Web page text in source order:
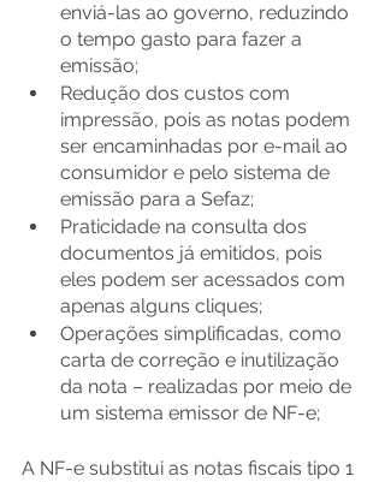
enviá-las ao governo, reduzindo
o tempo gasto para fazer a
emissão;
Redução dos custos com
impressão, pois as notas podem
ser encaminhadas por e-mail ao
consumidor e pelo sistema de
emissão para a Sefaz;
Praticidade na consulta dos
documentos já emitidos, pois
eles podem ser acessados com
apenas alguns cliques;
Operações simplificadas, como
carta de correção e inutilização
da nota – realizadas por meio de
um sistema emissor de NF-e;
A NF-e substitui as notas fiscais tipo 1